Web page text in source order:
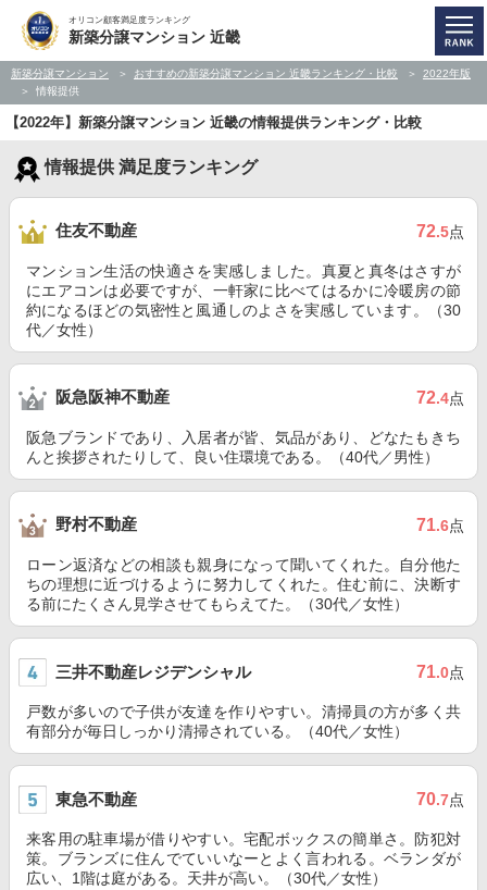
オリコン顧客満足度ランキング
新築分譲マンション 近畿
新築分譲マンション おすすめの新築分譲マンション 近畿ランキング・比較
2022年版
情報提供
【2022年】新築分譲マンション 近畿の情報提供ランキング・比較
情報提供 満足度ランキング
住友不動産 72.5点
マンション生活の快適さを実感しました。真夏と真冬はさすが
にエアコンは必要ですが、一軒家に比べてはるかに冷暖房の節
約になるほどの気密性と風通しのよさを実感しています。（30
代／女性）
阪急阪神不動産 72.4点
阪急ブランドであり、入居者が皆、気品があり、どなたもきち
んと挨拶されたりして、良い住環境である。（40代／男性）
野村不動産 71.6点
ローン返済などの相談も親身になって聞いてくれた。自分他た
ちの理想に近づけるように努力してくれた。住む前に、決断す
る前にたくさん見学させてもらえてた。（30代／女性）
三井不動産レジデンシャル 71.0点
戸数が多いので子供が友達を作りやすい。清掃員の方が多く共
有部分が毎日しっかり清掃されている。（40代／女性）
東急不動産 70.7点
来客用の駐車場が借りやすい。宅配ボックスの簡単さ。防犯対
策。ブランズに住んでていいなーとよく言われる。ベランダが
広い、1階は庭がある。天井が高い。（30代／女性）